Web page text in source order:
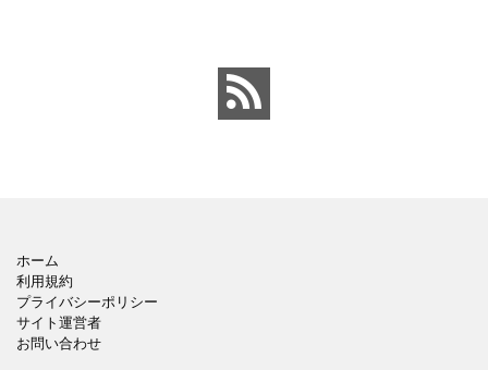
トにおすすめします。 ダ
ウンロードしてテキス
ホーム
利用規約
プライバシーポリシー
サイト運営者
お問い合わせ